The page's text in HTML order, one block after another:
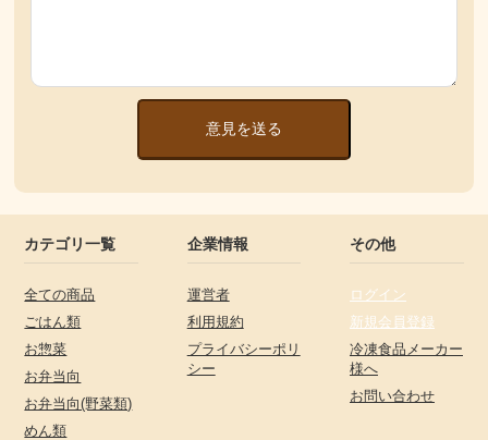
意見を送る
カテゴリ一覧
全ての商品
ごはん類
お惣菜
お弁当向
お弁当向(野菜類)
めん類
企業情報
運営者
利用規約
プライバシーポリ
シー
その他
ログイン
新規会員登録
冷凍食品メーカー
様へ
お問い合わせ